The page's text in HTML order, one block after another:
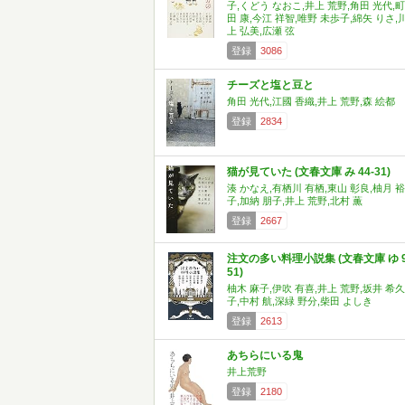
子,くどう なおこ,井上 荒野,角田 光代,町
田 康,今江 祥智,唯野 未歩子,綿矢 りさ,
上 弘美,広瀬 弦
登録
3086
チーズと塩と豆と
角田 光代,江國 香織,井上 荒野,森 絵都
登録
2834
猫が見ていた (文春文庫 み 44-31)
湊 かなえ,有栖川 有栖,東山 彰良,柚月 裕
子,加納 朋子,井上 荒野,北村 薫
登録
2667
注文の多い料理小説集 (文春文庫 ゆ
51)
柚木 麻子,伊吹 有喜,井上 荒野,坂井 希久
子,中村 航,深緑 野分,柴田 よしき
登録
2613
あちらにいる鬼
井上荒野
登録
2180